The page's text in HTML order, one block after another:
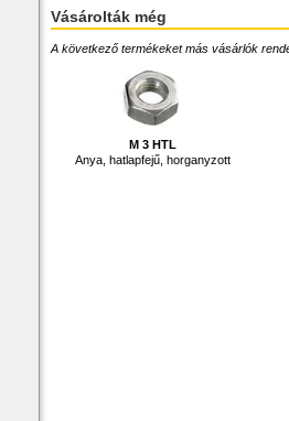
Vásárolták még
A következő termékeket más vásárlók
M 3 HTL
Anya, hatlapfejű, horganyzott